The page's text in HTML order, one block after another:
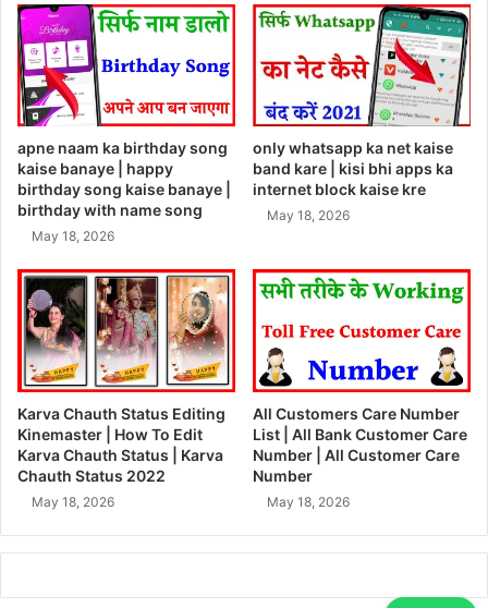
apne naam ka birthday song
kaise banaye | happy
birthday song kaise banaye |
birthday with name song
May 18, 2026
only whatsapp ka net kaise
band kare | kisi bhi apps ka
internet block kaise kre
May 18, 2026
Karva Chauth Status Editing
Kinemaster | How To Edit
Karva Chauth Status | Karva
Chauth Status 2022
May 18, 2026
All Customers Care Number
List | All Bank Customer Care
Number | All Customer Care
Number
May 18, 2026